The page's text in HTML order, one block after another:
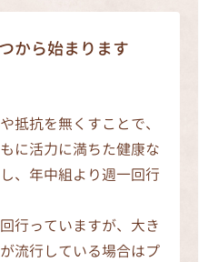
から始まります
抵抗を無くすことで、
に活力に満ちた健康な
、年中組より週一回行
行っていますが、大き
流行している場合はプ